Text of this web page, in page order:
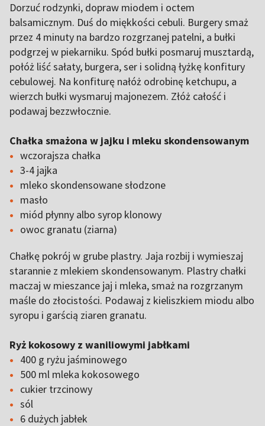
Dorzuć rodzynki, dopraw miodem i octem
balsamicznym. Duś do miękkości cebuli. Burgery smaż
przez 4 minuty na bardzo rozgrzanej patelni, a bułki
podgrzej w piekarniku. Spód bułki posmaruj musztardą,
połóż liść sałaty, burgera, ser i solidną łyżkę konfitury
cebulowej. Na konfiturę nałóż odrobinę ketchupu, a
wierzch bułki wysmaruj majonezem. Złóż całość i
podawaj bezzwłocznie.
Chałka smażona w jajku i mleku skondensowanym
wczorajsza chałka
3-4 jajka
mleko skondensowane słodzone
masło
miód płynny albo syrop klonowy
owoc granatu (ziarna)
Chałkę pokrój w grube plastry. Jaja rozbij i wymieszaj
starannie z mlekiem skondensowanym. Plastry chałki
maczaj w mieszance jaj i mleka, smaż na rozgrzanym
maśle do złocistości. Podawaj z kieliszkiem miodu albo
syropu i garścią ziaren granatu.
Ryż kokosowy z waniliowymi jabłkami
400 g ryżu jaśminowego
500 ml mleka kokosowego
cukier trzcinowy
sól
6 dużych jabłek